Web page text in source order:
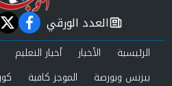
newspaper
العدد الورقي
الرئيسية الأخبار أخبار التعليم
بيزنس وبورصة
الموجز كافية